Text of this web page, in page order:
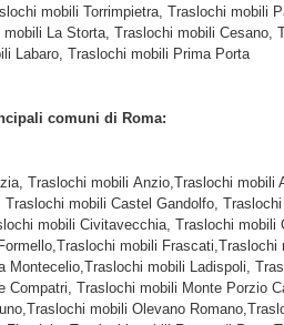
mobili Torrimpietra, Traslochi mobili
La Storta, Traslochi mobili
Labaro, Traslochi mobili Prima Porta
comuni di Roma:
Traslochi mobili Anzio,Traslochi
mobili Castel Gandolfo,
mobili Civitavecchia, Traslochi
mobili
mobili Ladispoli,
Traslochi mobili Monte Porzio
mobili Olevano